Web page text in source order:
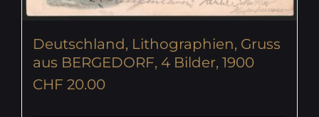
Deutschland, Lithographien, Gruss
aus BERGEDORF, 4 Bilder, 1900
CHF 20.00